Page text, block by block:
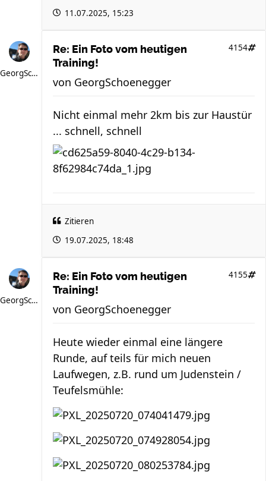
11.07.2025, 15:23
GeorgSchoenegger
Re: Ein Foto vom heutigen
Training!
4154
von GeorgSchoenegger
Nicht einmal mehr 2km bis zur Haustür
... schnell, schnell
Zitieren
19.07.2025, 18:48
GeorgSchoenegger
Re: Ein Foto vom heutigen
Training!
4155
von GeorgSchoenegger
Heute wieder einmal eine längere
Runde, auf teils für mich neuen
Laufwegen, z.B. rund um Judenstein /
Teufelsmühle: